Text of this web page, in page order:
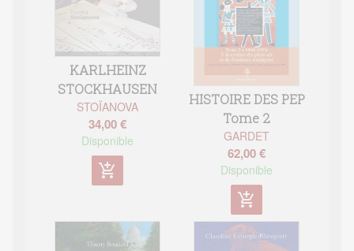
KARLHEINZ
STOCKHAUSEN
STOÏANOVA
34,00 €
Disponible
add_shopping_cart
HISTOIRE DES PEP
Tome 2
GARDET
62,00 €
Disponible
add_shopping_cart